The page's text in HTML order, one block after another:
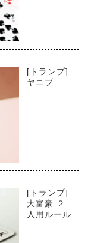
[トランプ]
ヤニブ
[トランプ]
大富豪 ２
人用ルール